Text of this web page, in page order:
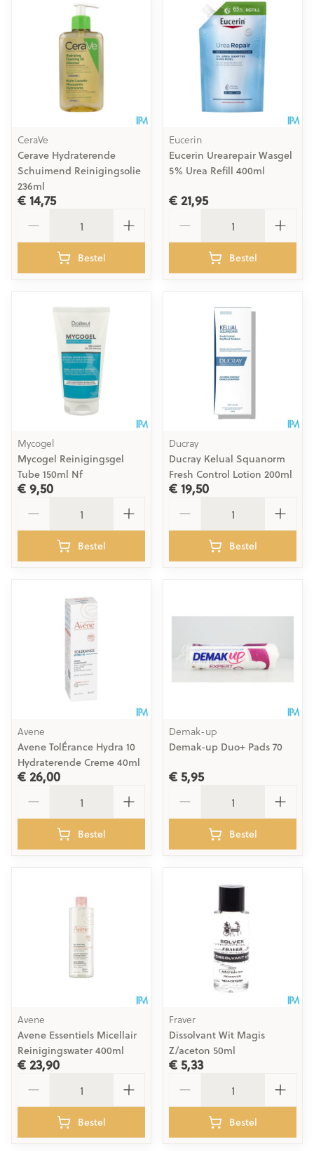
CeraVe
Cerave Hydraterende
Schuimend Reinigingsolie
236ml
€ 14,75
Bestel
Eucerin
Eucerin Urearepair Wasgel
5% Urea Refill 400ml
€ 21,95
Bestel
Mycogel
Mycogel Reinigingsgel
Tube 150ml Nf
€ 9,50
Bestel
Ducray
Ducray Kelual Squanorm
Fresh Control Lotion 200ml
€ 19,50
Bestel
Avene
Avene TolÉrance Hydra 10
Hydraterende Creme 40ml
€ 26,00
Bestel
Demak-up
Demak-up Duo+ Pads 70
€ 5,95
Bestel
Avene
Avene Essentiels Micellair
Reinigingswater 400ml
€ 23,90
Bestel
Fraver
Dissolvant Wit Magis
Z/aceton 50ml
€ 5,33
Bestel